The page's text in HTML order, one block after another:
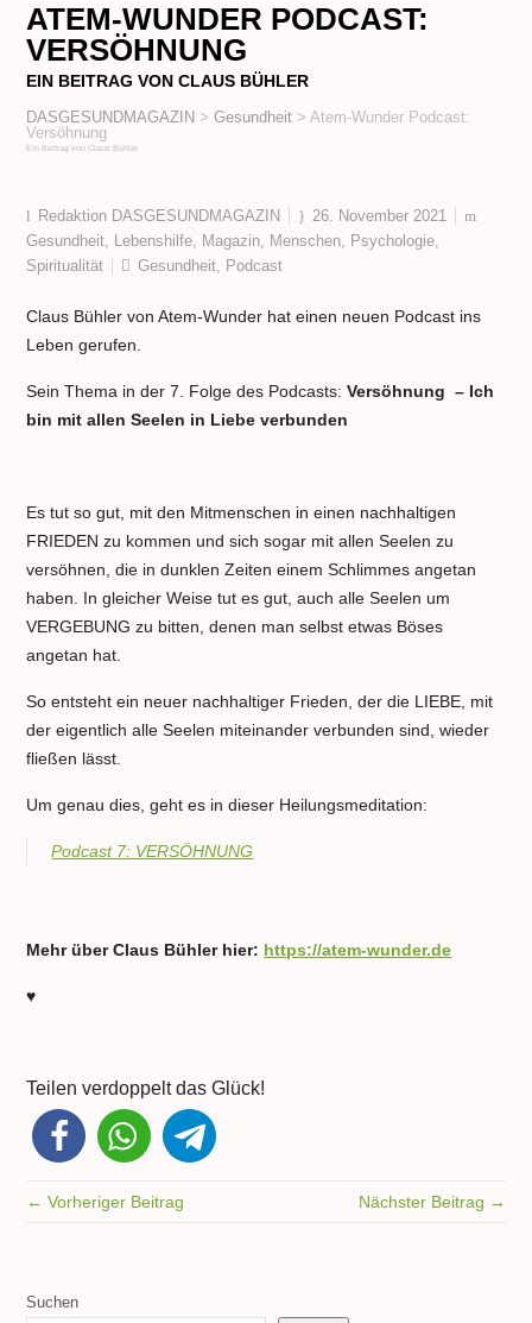
ATEM-WUNDER PODCAST:
VERSÖHNUNG
EIN BEITRAG VON CLAUS BÜHLER
DASGESUNDMAGAZIN >Gesundheit >Atem-Wunder Podcast:
Versöhnung
EIn Beitrag von Claus Bühler
Redaktion DASGESUNDMAGAZIN
26. November 2021
Gesundheit, Lebenshilfe, Magazin, Menschen, Psychologie,
Spiritualität
Gesundheit, Podcast
Claus Bühler von Atem-Wunder hat einen neuen Podcast ins
Leben gerufen.
Sein Thema in der 7. Folge des Podcasts:Versöhnung – Ich
bin mit allen Seelen in Liebe verbunden
Es tut so gut, mit den Mitmenschen in einen nachhaltigen
FRIEDEN zu kommen und sich sogar mit allen Seelen zu
versöhnen, die in dunklen Zeiten einem Schlimmes angetan
haben. In gleicher Weise tut es gut, auch alle Seelen um
VERGEBUNG zu bitten, denen man selbst etwas Böses
angetan hat.
So entsteht ein neuer nachhaltiger Frieden, der die LIEBE, mit
der eigentlich alle Seelen miteinander verbunden sind, wieder
fließen lässt.
Um genau dies, geht es in dieser Heilungsmeditation:
Podcast 7: VERSÖHNUNG
Mehr über Claus Bühler hier: https://atem-wunder.de
♥
Teilen verdoppelt das Glück!
← Vorheriger Beitrag Nächster Beitrag →
Suchen